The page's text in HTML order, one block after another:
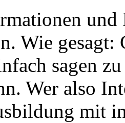
Wie
sagen
Wer also
mit